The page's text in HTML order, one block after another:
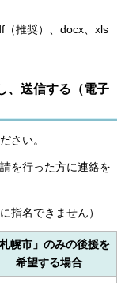
推奨）、docx、xls
、送信する（電子
さい。
を行った方に連絡を
指名できません）
札幌市」のみの後援を
希望する場合